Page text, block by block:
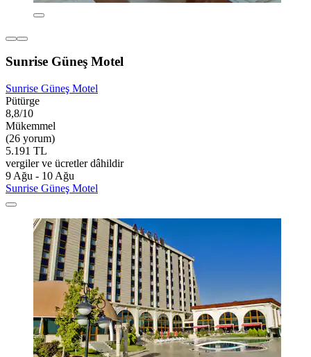
Sunrise Güneş Motel
Sunrise Güneş Motel
Pütürge
8,8/10
Mükemmel
(26 yorum)
5.191 TL
vergiler ve ücretler dâhildir
9 Ağu - 10 Ağu
Sunrise Güneş Motel